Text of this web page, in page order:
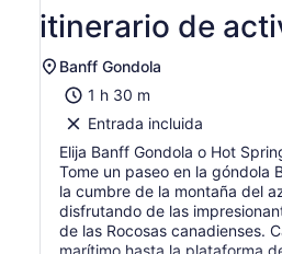
itinerario de
Banff Gondola
1 h 30 m
Entrada incluida
Elija Banff Gondola o Hot
Tome un paseo en la góndola
la cumbre de la montaña del
disfrutando de las
de las Rocosas canadienses.
marítimo hasta la plataforma